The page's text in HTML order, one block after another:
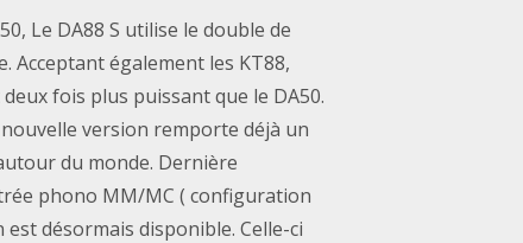
Le DA88 S utilise le double de
Acceptant également les KT88,
deux fois plus puissant que le DA50.
version remporte déjà un
du monde. Dernière
phono MM/MC ( configuration
désormais disponible. Celle-ci